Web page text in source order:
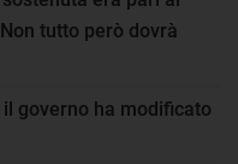
Non tutto però dovrà
governo ha modificato